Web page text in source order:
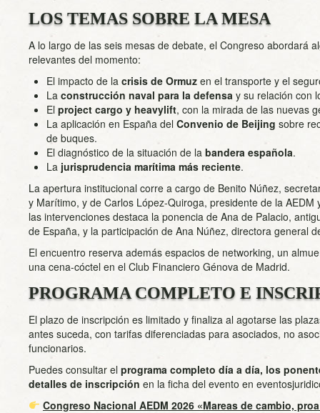
LOS TEMAS SOBRE LA MESA
A lo largo de las seis mesas de debate, el Congreso abordará
relevantes del momento:
El impacto de la crisis de Ormuz en el transporte y el
La construcción naval para la defensa y su relación con
El project cargo y heavylift, con la mirada de las nuevas
La aplicación en España del Convenio de Beijing sobre
de buques.
El diagnóstico de la situación de la bandera española.
La jurisprudencia marítima más reciente.
La apertura institucional corre a cargo de Benito Núñez,
y Marítimo, y de Carlos López-Quiroga, presidente de la
las intervenciones destaca la ponencia de Ana de Palacio,
de España, y la participación de Ana Núñez, directora general
El encuentro reserva además espacios de networking, un
una cena-cóctel en el Club Financiero Génova de Madrid.
PROGRAMA COMPLETO E
El plazo de inscripción es limitado y finaliza al agotarse las
antes suceda, con tarifas diferenciadas para asociados, no
funcionarios.
Puedes consultar el programa completo día a día, los
detalles de inscripción en la ficha del evento en
Congreso Nacional AEDM 2026 «Mareas de cambio,